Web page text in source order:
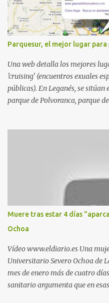
Parquesur, el mejor lugar
Una web detalla los mejores
'cruising' (encuentros exuales
públicas). En Leganés, se
parque de Polvoranca, parque
estadio municipal de Butarque)
Nueva. Otro lugar: Escombrera
Móstoles También en el
la Policía Local de Leganés de
cementerio de Butarque". Más
Muere tras estar 4 días
Ochoa
Vídeo www.eldiario.es Una
Universitario Severo Ochoa de
mes de enero más de cuatro
sanitario argumenta que en